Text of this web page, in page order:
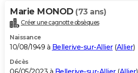
Marie MONOD (73 ans)
Créer une cagnotte obsèques
Naissance
10/08/1949 à Bellerive-sur-Allier(Allier)
Décès